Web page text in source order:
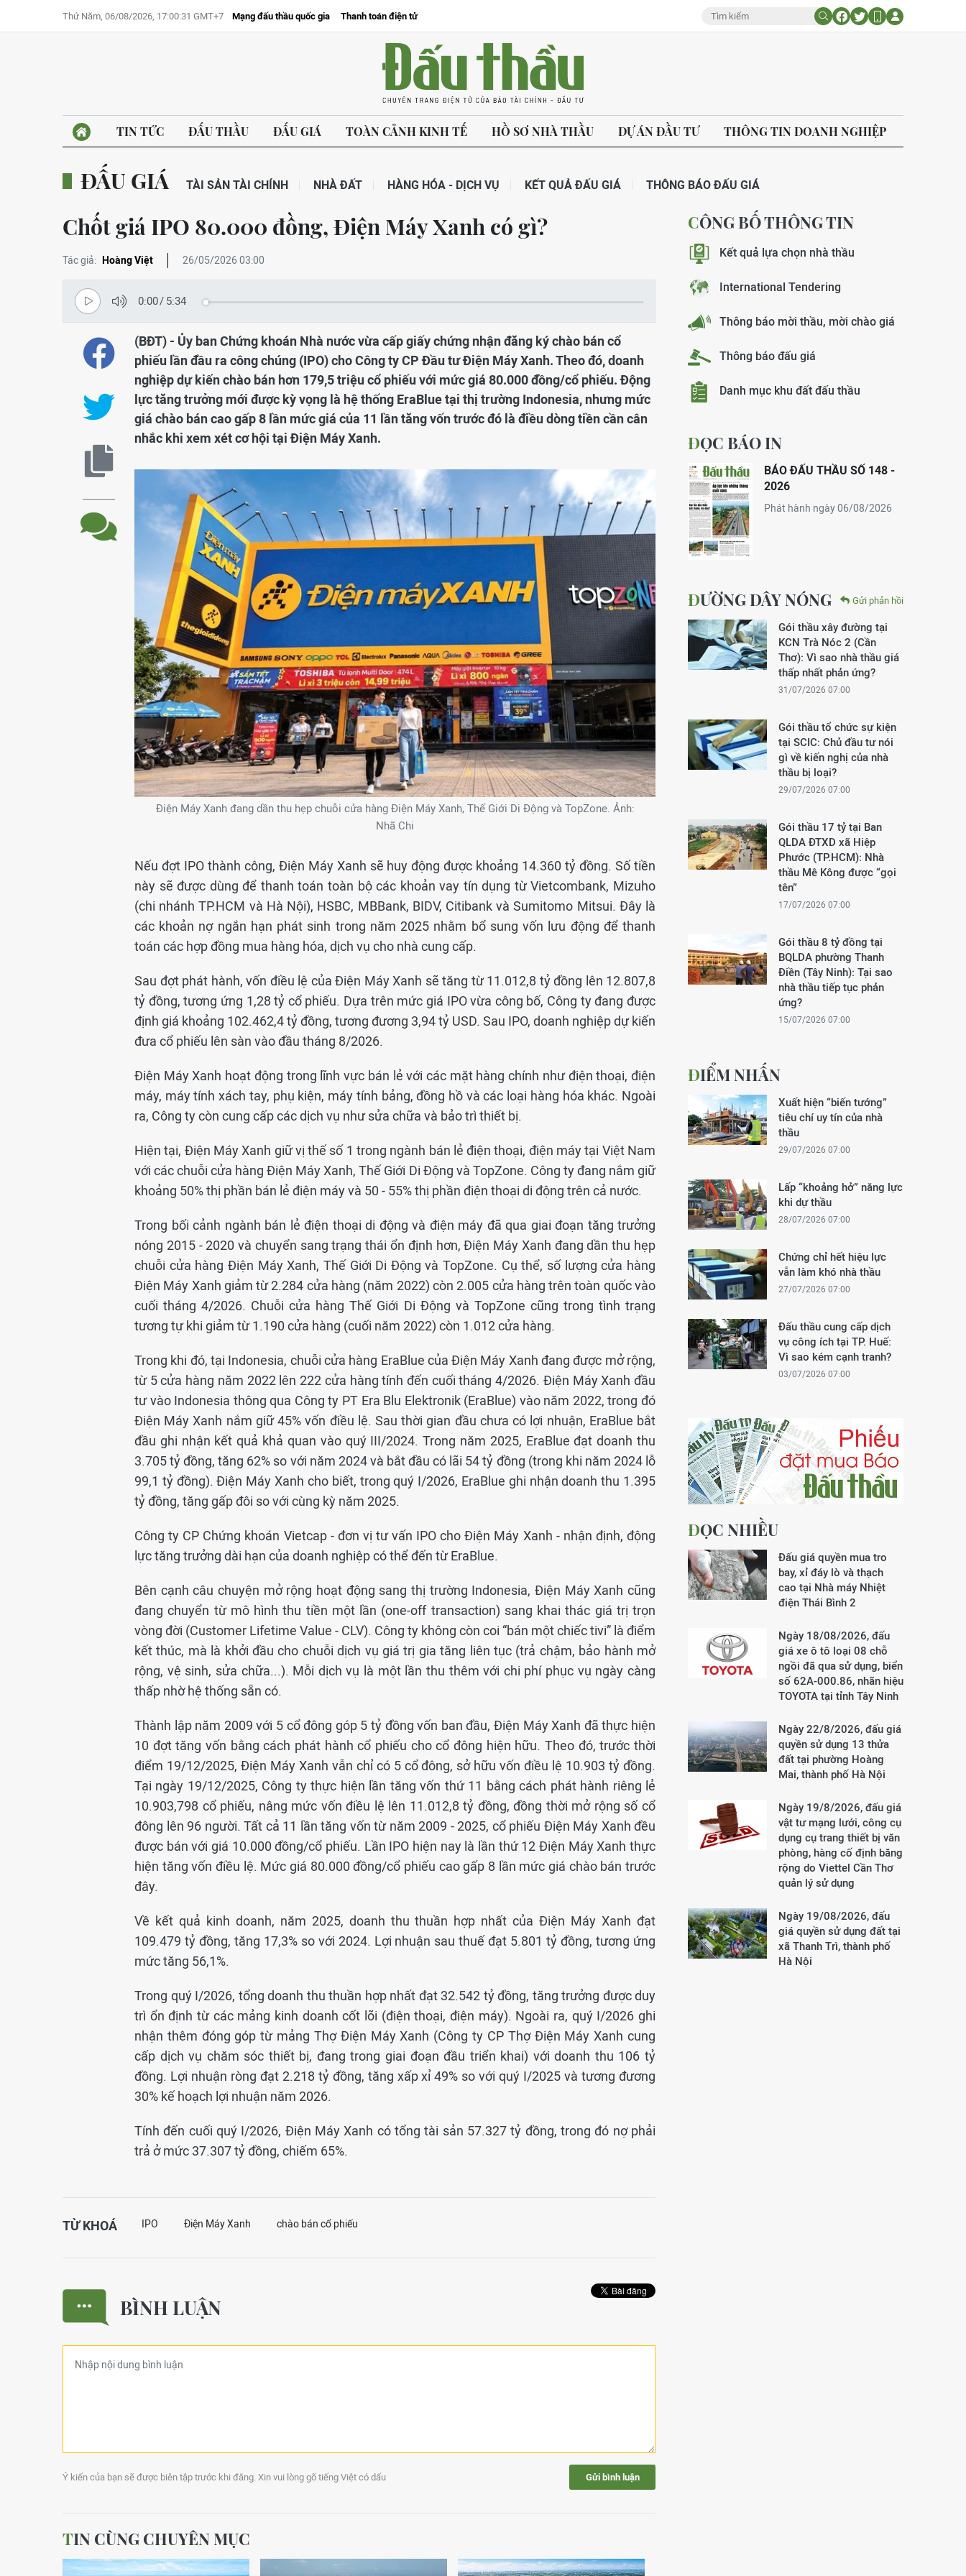
Thứ Năm, 06/08/2026, 17:00:31 GMT+7 Mạng đấu thầu quốc gia Thanh toán điện tử
TIN TỨC ĐẤU THẦU ĐẤU GIÁ TOÀN CẢNH KINH TẾ HỒ SƠ NHÀ THẦU DỰ ÁN ĐẦU TƯ THÔNG TIN DOANH NGHIỆP
ĐẤU GIÁ TÀI SẢN TÀI CHÍNH NHÀ ĐẤT HÀNG HÓA - DỊCH VỤ KẾT QUẢ ĐẤU GIÁ THÔNG BÁO ĐẤU GIÁ
Chốt giá IPO 80.000 đồng, Điện Máy Xanh có gì?
Tác giả: Hoàng Việt 26/05/2026 03:00
0:00/ 5:34
(BĐT) - Ủy ban Chứng khoán Nhà nước vừa cấp giấy chứng nhận đăng ký chào bán cổ
phiếu lần đầu ra công chúng (IPO) cho Công ty CP Đầu tư Điện Máy Xanh. Theo đó, doanh
nghiệp dự kiến chào bán hơn 179,5 triệu cổ phiếu với mức giá 80.000 đồng/cổ phiếu. Động
lực tăng trưởng mới được kỳ vọng là hệ thống EraBlue tại thị trường Indonesia, nhưng mức
giá chào bán cao gấp 8 lần mức giá của 11 lần tăng vốn trước đó là điều dòng tiền cần cân
nhắc khi xem xét cơ hội tại Điện Máy Xanh.
Điện Máy Xanh đang dần thu hẹp chuỗi cửa hàng Điện Máy Xanh, Thế Giới Di Động và TopZone. Ảnh:
Nhã Chi
Nếu đợt IPO thành công, Điện Máy Xanh sẽ huy động được khoảng 14.360 tỷ đồng. Số tiền
này sẽ được dùng để thanh toán toàn bộ các khoản vay tín dụng từ Vietcombank, Mizuho
(chi nhánh TP.HCM và Hà Nội), HSBC, MBBank, BIDV, Citibank và Sumitomo Mitsui. Đây là
các khoản nợ ngắn hạn phát sinh trong năm 2025 nhằm bổ sung vốn lưu động để thanh
toán các hợp đồng mua hàng hóa, dịch vụ cho nhà cung cấp.
Sau đợt phát hành, vốn điều lệ của Điện Máy Xanh sẽ tăng từ 11.012,8 tỷ đồng lên 12.807,8
tỷ đồng, tương ứng 1,28 tỷ cổ phiếu. Dựa trên mức giá IPO vừa công bố, Công ty đang được
định giá khoảng 102.462,4 tỷ đồng, tương đương 3,94 tỷ USD. Sau IPO, doanh nghiệp dự kiến
đưa cổ phiếu lên sàn vào đầu tháng 8/2026.
Điện Máy Xanh hoạt động trong lĩnh vực bán lẻ với các mặt hàng chính như điện thoại, điện
máy, máy tính xách tay, phụ kiện, máy tính bảng, đồng hồ và các loại hàng hóa khác. Ngoài
ra, Công ty còn cung cấp các dịch vụ như sửa chữa và bảo trì thiết bị.
Hiện tại, Điện Máy Xanh giữ vị thế số 1 trong ngành bán lẻ điện thoại, điện máy tại Việt Nam
với các chuỗi cửa hàng Điện Máy Xanh, Thế Giới Di Động và TopZone. Công ty đang nắm giữ
khoảng 50% thị phần bán lẻ điện máy và 50 - 55% thị phần điện thoại di động trên cả nước.
Trong bối cảnh ngành bán lẻ điện thoại di động và điện máy đã qua giai đoạn tăng trưởng
nóng 2015 - 2020 và chuyển sang trạng thái ổn định hơn, Điện Máy Xanh đang dần thu hẹp
chuỗi cửa hàng Điện Máy Xanh, Thế Giới Di Động và TopZone. Cụ thể, số lượng cửa hàng
Điện Máy Xanh giảm từ 2.284 cửa hàng (năm 2022) còn 2.005 cửa hàng trên toàn quốc vào
cuối tháng 4/2026. Chuỗi cửa hàng Thế Giới Di Động và TopZone cũng trong tình trạng
tương tự khi giảm từ 1.190 cửa hàng (cuối năm 2022) còn 1.012 cửa hàng.
Trong khi đó, tại Indonesia, chuỗi cửa hàng EraBlue của Điện Máy Xanh đang được mở rộng,
từ 5 cửa hàng năm 2022 lên 222 cửa hàng tính đến cuối tháng 4/2026. Điện Máy Xanh đầu
tư vào Indonesia thông qua Công ty PT Era Blu Elektronik (EraBlue) vào năm 2022, trong đó
Điện Máy Xanh nắm giữ 45% vốn điều lệ. Sau thời gian đầu chưa có lợi nhuận, EraBlue bắt
đầu ghi nhận kết quả khả quan vào quý III/2024. Trong năm 2025, EraBlue đạt doanh thu
3.705 tỷ đồng, tăng 62% so với năm 2024 và bắt đầu có lãi 54 tỷ đồng (trong khi năm 2024 lỗ
99,1 tỷ đồng). Điện Máy Xanh cho biết, trong quý I/2026, EraBlue ghi nhận doanh thu 1.395
tỷ đồng, tăng gấp đôi so với cùng kỳ năm 2025.
Công ty CP Chứng khoán Vietcap - đơn vị tư vấn IPO cho Điện Máy Xanh - nhận định, động
lực tăng trưởng dài hạn của doanh nghiệp có thể đến từ EraBlue.
Bên cạnh câu chuyện mở rộng hoạt động sang thị trường Indonesia, Điện Máy Xanh cũng
đang chuyển từ mô hình thu tiền một lần (one-off transaction) sang khai thác giá trị trọn
vòng đời (Customer Lifetime Value - CLV). Công ty không còn coi “bán một chiếc tivi” là điểm
kết thúc, mà là khởi đầu cho chuỗi dịch vụ giá trị gia tăng liên tục (trả chậm, bảo hành mở
rộng, vệ sinh, sửa chữa...). Mỗi dịch vụ là một lần thu thêm với chi phí phục vụ ngày càng
thấp nhờ hệ thống sẵn có.
Thành lập năm 2009 với 5 cổ đông góp 5 tỷ đồng vốn ban đầu, Điện Máy Xanh đã thực hiện
10 đợt tăng vốn bằng cách phát hành cổ phiếu cho cổ đông hiện hữu. Theo đó, trước thời
điểm 19/12/2025, Điện Máy Xanh vẫn chỉ có 5 cổ đông, sở hữu vốn điều lệ 10.903 tỷ đồng.
Tại ngày 19/12/2025, Công ty thực hiện lần tăng vốn thứ 11 bằng cách phát hành riêng lẻ
10.903,798 cổ phiếu, nâng mức vốn điều lệ lên 11.012,8 tỷ đồng, đồng thời mở rộng số cổ
đông lên 96 người. Tất cả 11 lần tăng vốn từ năm 2009 - 2025, cổ phiếu Điện Máy Xanh đều
được bán với giá 10.000 đồng/cổ phiếu. Lần IPO hiện nay là lần thứ 12 Điện Máy Xanh thực
hiện tăng vốn điều lệ. Mức giá 80.000 đồng/cổ phiếu cao gấp 8 lần mức giá chào bán trước
đây.
Về kết quả kinh doanh, năm 2025, doanh thu thuần hợp nhất của Điện Máy Xanh đạt
109.479 tỷ đồng, tăng 17,3% so với 2024. Lợi nhuận sau thuế đạt 5.801 tỷ đồng, tương ứng
mức tăng 56,1%.
Trong quý I/2026, tổng doanh thu thuần hợp nhất đạt 32.542 tỷ đồng, tăng trưởng được duy
trì ổn định từ các mảng kinh doanh cốt lõi (điện thoại, điện máy). Ngoài ra, quý I/2026 ghi
nhận thêm đóng góp từ mảng Thợ Điện Máy Xanh (Công ty CP Thợ Điện Máy Xanh cung
cấp dịch vụ chăm sóc thiết bị, đang trong giai đoạn đầu triển khai) với doanh thu 106 tỷ
đồng. Lợi nhuận ròng đạt 2.218 tỷ đồng, tăng xấp xỉ 49% so với quý I/2025 và tương đương
30% kế hoạch lợi nhuận năm 2026.
Tính đến cuối quý I/2026, Điện Máy Xanh có tổng tài sản 57.327 tỷ đồng, trong đó nợ phải
trả ở mức 37.307 tỷ đồng, chiếm 65%.
TỪ KHOÁ IPO Điện Máy Xanh chào bán cổ phiếu
BÌNH LUẬN
Ý kiến của bạn sẽ được biên tập trước khi đăng. Xin vui lòng gõ tiếng Việt có dấu Gửi bình luận
TIN CÙNG CHUYÊN MỤC
CÔNG BỐ THÔNG TIN
Kết quả lựa chọn nhà thầu
International Tendering
Thông báo mời thầu, mời chào giá
Thông báo đấu giá
Danh mục khu đất đấu thầu
ĐỌC BÁO IN
BÁO ĐẤU THẦU SỐ 148 -
2026
Phát hành ngày 06/08/2026
ĐƯỜNG DÂY NÓNG Gửi phản hồi
Gói thầu xây đường tại
KCN Trà Nóc 2 (Cần
Thơ): Vì sao nhà thầu giá
thấp nhất phản ứng?
31/07/2026 07:00
Gói thầu tổ chức sự kiện
tại SCIC: Chủ đầu tư nói
gì về kiến nghị của nhà
thầu bị loại?
29/07/2026 07:00
Gói thầu 17 tỷ tại Ban
QLDA ĐTXD xã Hiệp
Phước (TP.HCM): Nhà
thầu Mê Kông được “gọi
tên”
17/07/2026 07:00
Gói thầu 8 tỷ đồng tại
BQLDA phường Thanh
Điền (Tây Ninh): Tại sao
nhà thầu tiếp tục phản
ứng?
15/07/2026 07:00
ĐIỂM NHẤN
Xuất hiện “biến tướng”
tiêu chí uy tín của nhà
thầu
29/07/2026 07:00
Lấp “khoảng hở” năng lực
khi dự thầu
28/07/2026 07:00
Chứng chỉ hết hiệu lực
vẫn làm khó nhà thầu
27/07/2026 07:00
Đấu thầu cung cấp dịch
vụ công ích tại TP. Huế:
Vì sao kém cạnh tranh?
03/07/2026 07:00
ĐỌC NHIỀU
Đấu giá quyền mua tro
bay, xỉ đáy lò và thạch
cao tại Nhà máy Nhiệt
điện Thái Bình 2
Ngày 18/08/2026, đấu
giá xe ô tô loại 08 chỗ
ngồi đã qua sử dụng, biển
số 62A-000.86, nhãn hiệu
TOYOTA tại tỉnh Tây Ninh
Ngày 22/8/2026, đấu giá
quyền sử dụng 13 thửa
đất tại phường Hoàng
Mai, thành phố Hà Nội
Ngày 19/8/2026, đấu giá
vật tư mạng lưới, công cụ
dụng cụ trang thiết bị văn
phòng, hàng cố định băng
rộng do Viettel Cần Thơ
quản lý sử dụng
Ngày 19/08/2026, đấu
giá quyền sử dụng đất tại
xã Thanh Trì, thành phố
Hà Nội